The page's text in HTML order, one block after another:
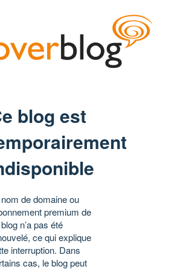
blog est
de domaine ou
premium de
n’a pas été
ce qui explique
interruption. Dans
cas, le blog peut